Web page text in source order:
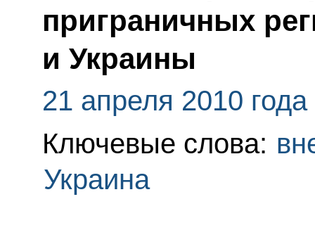
приграничных
и Украины
21 апреля 2010 года
Ключевые слова:
Украина